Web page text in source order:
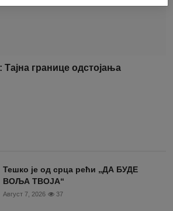
границе одстојања
Тешко је од срца рећи „ДА БУДЕ
ВОЉА ТВОЈА“
Август 7, 2026 37